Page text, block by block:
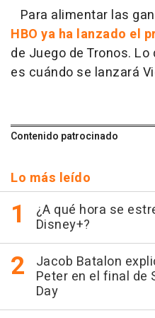
Para alimentar las
HBO ya ha lanzado el
de Juego de Tronos. Lo
es cuándo se lanzará
Contenido patrocinado
Lo más leído
¿A qué hora se
Disney+?
Jacob Batalon
Peter en el final de
Day